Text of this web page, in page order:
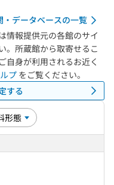
・データベースの一覧
情報提供元の各館のサイ
。所蔵館から取寄せるこ
自身が利用されるお近く
プ をご覧ください。
する